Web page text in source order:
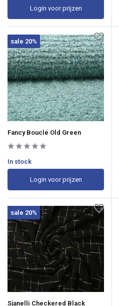
Login voor prijzen
sale 20%
Fancy Bouclé Old Green
In stock
Login voor prijzen
sale 20%
Sjanelli Checkered Black